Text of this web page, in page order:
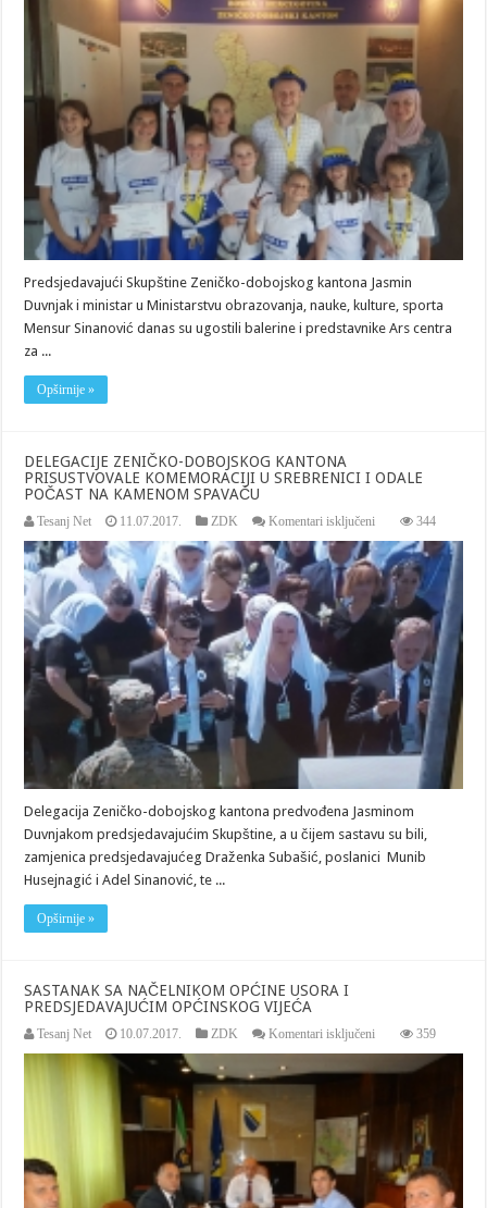
STUDIO
„ARS“
SA
SKUPŠTINE
I
MINISTROM
U
VLADI
ZENIČKO-
DOBOJSKOG
KANTONA
Predsjedavajući Skupštine Zeničko-dobojskog kantona Jasmin
Duvnjak i ministar u Ministarstvu obrazovanja, nauke, kulture, sporta
Mensur Sinanović danas su ugostili balerine i predstavnike Ars centra
za ...
Opširnije »
DELEGACIJE ZENIČKO-DOBOJSKOG KANTONA
PRISUSTVOVALE KOMEMORACIJI U SREBRENICI I ODALE
POČAST NA KAMENOM SPAVAČU
Tesanj Net 11.07.2017. ZDK Komentari isključeni
ZENIČKO-
DOBOJSKOG
KANTONA
PRISUSTVOVALE
KOMEMORACIJI
SREBRENICI
I
ODALE
POČAST
NA
KAMENOM
SPAVAČU
344
Delegacija Zeničko-dobojskog kantona predvođena Jasminom
Duvnjakom predsjedavajućim Skupštine, a u čijem sastavu su bili,
zamjenica predsjedavajućeg Draženka Subašić, poslanici Munib
Husejnagić i Adel Sinanović, te ...
Opširnije »
SASTANAK SA NAČELNIKOM OPĆINE USORA I
PREDSJEDAVAJUĆIM OPĆINSKOG VIJEĆA
Tesanj Net 10.07.2017. ZDK Komentari isključeni
OPĆINSKOG
VIJEĆA
359